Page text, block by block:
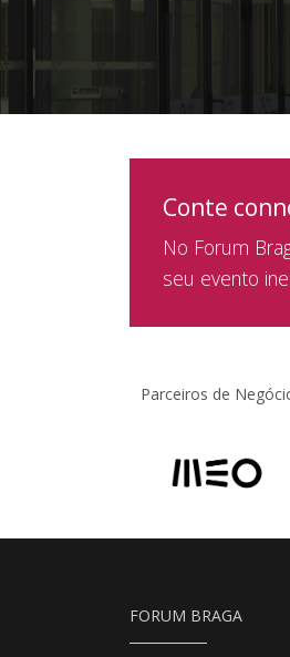
Conte
No Forum
seu evento
Parceiros de
FORUM BRAGA